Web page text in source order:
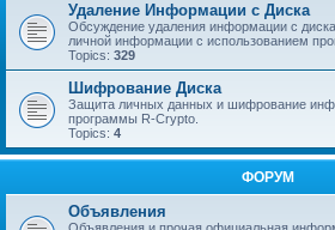
Удаление Информации с Диска
Обсуждение удаления информации с
личной информации с использованием
Topics: 329
Шифрование Диска
Защита личных данных и шифрование
программы R-Crypto.
Topics: 4
ФОРУМ
Объявления